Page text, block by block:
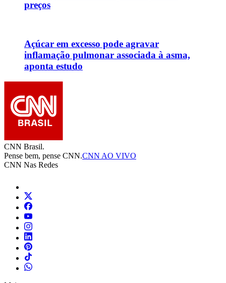
preços
Açúcar em excesso pode agravar
inflamação pulmonar associada à asma,
aponta estudo
CNN Brasil.
Pense bem, pense CNN.CNN AO VIVO
CNN Nas Redes